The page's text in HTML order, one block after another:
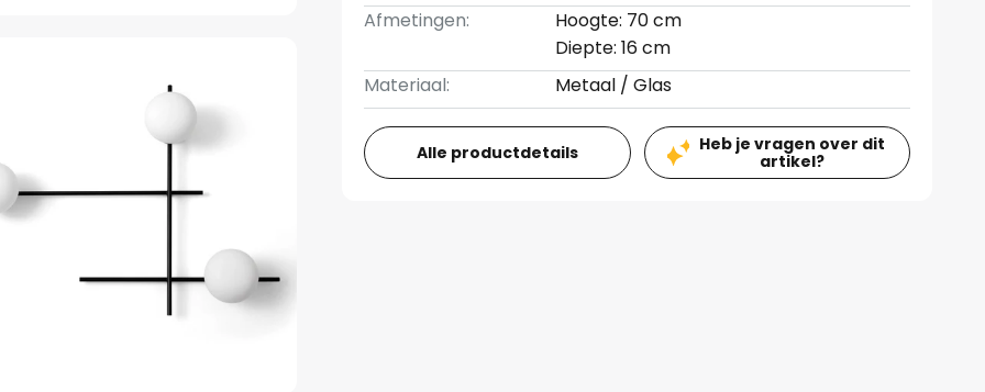
Afmetingen:
Hoogte: 70 cm
Diepte: 16 cm
Materiaal:
Metaal / Glas
Alle productdetails
Heb je vragen over dit
artikel?